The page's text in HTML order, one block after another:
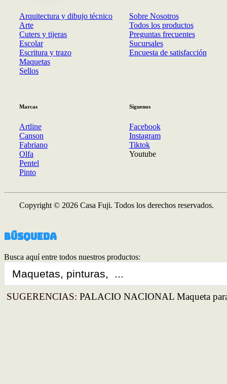
Arquitectura y dibujo técnico
Arte
Cuters y tijeras
Escolar
Escritura y trazo
Maquetas
Sellos
Sobre Nosotros
Todos los productos
Preguntas frecuentes
Sucursales
Encuesta de satisfacción
Marcas
Artline
Canson
Fabriano
Olfa
Pentel
Pinto
Síguenos
Facebook
Instagram
Tiktok
Youtube
Copyright © 2026 Casa Fuji. Todos los derechos reservados.
Búsqueda
Busca aquí entre todos nuestros productos:
SUGERENCIAS: PALACIO NACIONAL Maqueta